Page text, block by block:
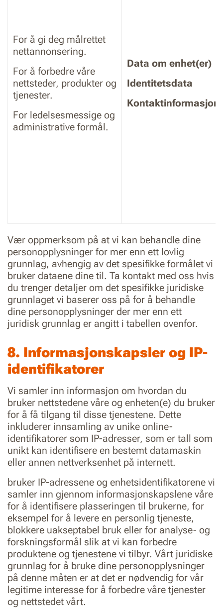
For å gi deg målrettet
nettannonsering.
For å forbedre våre
nettsteder, produkter og
tjenester.
For ledelsesmessige og
administrative formål.
Data om enhet(er)
Identitetsdata
Kontaktinformasjon
Vær oppmerksom på at vi kan behandle dine
personopplysninger for mer enn ett lovlig
grunnlag, avhengig av det spesifikke formålet vi
bruker dataene dine til. Ta kontakt med oss hvis
du trenger detaljer om det spesifikke juridiske
grunnlaget vi baserer oss på for å behandle
dine personopplysninger der mer enn ett
juridisk grunnlag er angitt i tabellen ovenfor.
8. Informasjonskapsler og IP-
identifikatorer
Vi samler inn informasjon om hvordan du
bruker nettstedene våre og enheten(e) du bruker
for å få tilgang til disse tjenestene. Dette
inkluderer innsamling av unike online-
identifikatorer som IP-adresser, som er tall som
unikt kan identifisere en bestemt datamaskin
eller annen nettverksenhet på internett.
bruker IP-adressene og enhetsidentifikatorene vi
samler inn gjennom informasjonskapslene våre
for å identifisere plasseringen til brukerne, for
eksempel for å levere en personlig tjeneste,
blokkere uakseptabel bruk eller for analyse- og
forskningsformål slik at vi kan forbedre
produktene og tjenestene vi tilbyr. Vårt juridiske
grunnlag for å bruke dine personopplysninger
på denne måten er at det er nødvendig for vår
legitime interesse for å forbedre våre tjenester
og nettstedet vårt.